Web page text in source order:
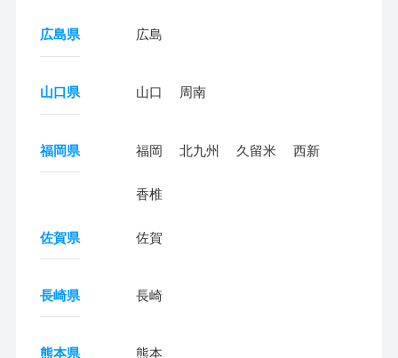
広島県 広島
山口県 山口 周南
福岡県 福岡 北九州 久留米 西新
香椎
佐賀県 佐賀
長崎県 長崎
熊本県 熊本